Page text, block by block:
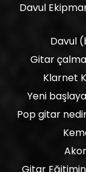
Davul
Davul
Gitar
Klarnet
Yeni
Pop gitar